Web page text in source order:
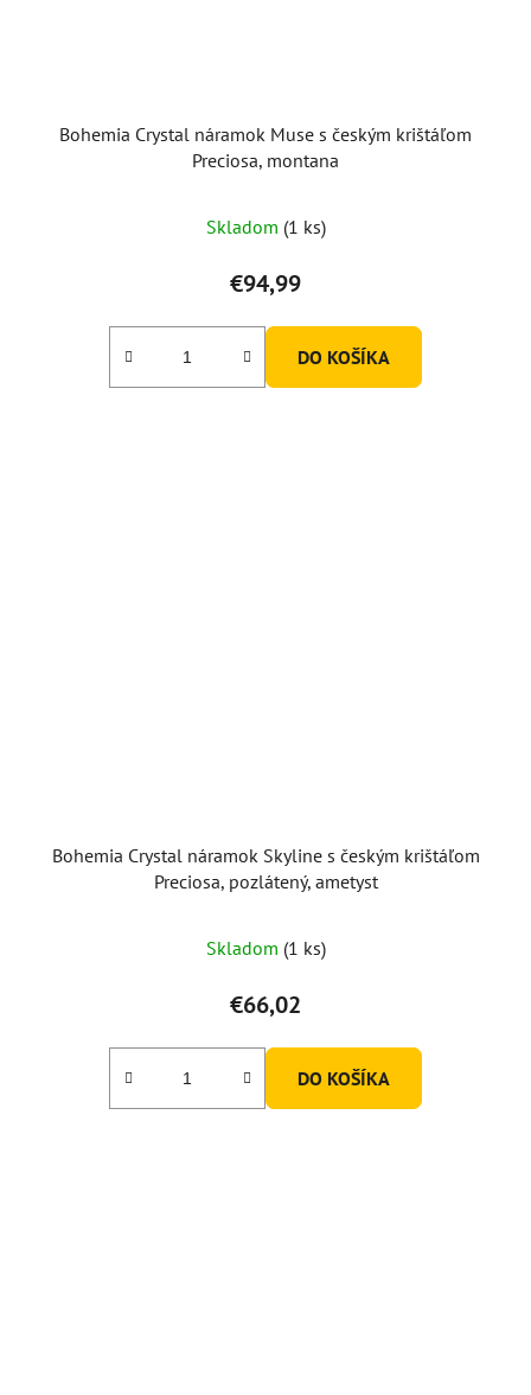
Bohemia Crystal náramok Muse s českým krištáľom
Preciosa, montana
Skladom (1 ks)
€94,99
DO KOŠÍKA
Bohemia Crystal náramok Skyline s českým krištáľom
Preciosa, pozlátený, ametyst
Skladom (1 ks)
€66,02
DO KOŠÍKA